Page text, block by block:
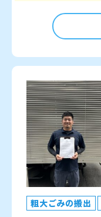
粗大ごみの搬出